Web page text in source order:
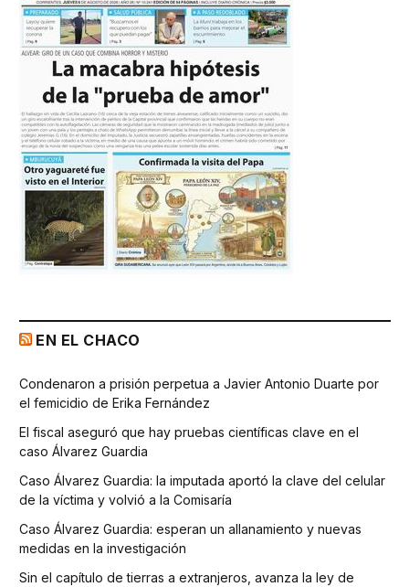
EN EL CHACO
Condenaron a prisión perpetua a Javier Antonio Duarte por
el femicidio de Erika Fernández
El fiscal aseguró que hay pruebas científicas clave en el
caso Álvarez Guardia
Caso Álvarez Guardia: la imputada aportó la clave del celular
de la víctima y volvió a la Comisaría
Caso Álvarez Guardia: esperan un allanamiento y nuevas
medidas en la investigación
Sin el capítulo de tierras a extranjeros, avanza la ley de